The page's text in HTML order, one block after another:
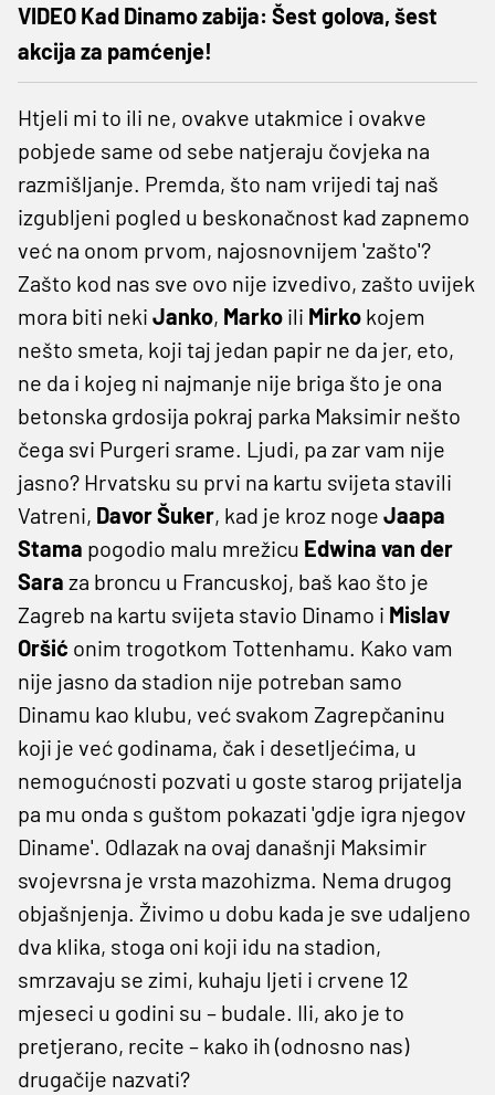
VIDEO Kad Dinamo zabija: Šest golova, šest
akcija za pamćenje!
Htjeli mi to ili ne, ovakve utakmice i ovakve
pobjede same od sebe natjeraju čovjeka na
razmišljanje. Premda, što nam vrijedi taj naš
izgubljeni pogled u beskonačnost kad zapnemo
već na onom prvom, najosnovnijem 'zašto'?
Zašto kod nas sve ovo nije izvedivo, zašto uvijek
mora biti neki Janko, Marko ili Mirko kojem
nešto smeta, koji taj jedan papir ne da jer, eto,
ne da i kojeg ni najmanje nije briga što je ona
betonska grdosija pokraj parka Maksimir nešto
čega svi Purgeri srame. Ljudi, pa zar vam nije
jasno? Hrvatsku su prvi na kartu svijeta stavili
Vatreni, DavorŠuker, kad je kroz noge Jaapa
Stama pogodio malu mrežicu Edwina van der
Sara za broncu u Francuskoj, baš kao što je
Zagreb na kartu svijeta stavio Dinamo i Mislav
Oršić onim trogotkom Tottenhamu. Kako vam
nije jasno da stadion nije potreban samo
Dinamu kao klubu, već svakom Zagrepčaninu
koji je već godinama, čak i desetljećima, u
nemogućnosti pozvati u goste starog prijatelja
pa mu onda s guštom pokazati 'gdje igra njegov
Diname'. Odlazak na ovaj današnji Maksimir
svojevrsna je vrsta mazohizma. Nema drugog
objašnjenja. Živimo u dobu kada je sve udaljeno
dva klika, stoga oni koji idu na stadion,
smrzavaju se zimi, kuhaju ljeti i crvene 12
mjeseci u godini su – budale. Ili, ako je to
pretjerano, recite – kako ih (odnosno nas)
drugačije nazvati?